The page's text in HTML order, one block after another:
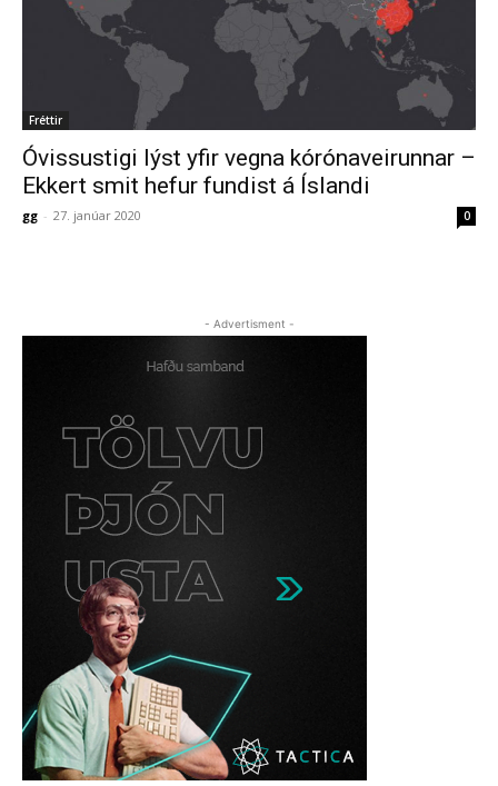
Fréttir
Óvissustigi lýst yfir vegna kórónaveirunnar –
Ekkert smit hefur fundist á Íslandi
gg - 27. janúar 2020 0
- Advertisment -